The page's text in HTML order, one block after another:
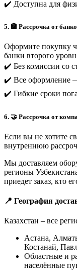
✔️ Доступна для
5. 🏦 Рассрочка от
Оформите покупку
банки второго
✔️ Без комиссии со
✔️ Все оформление
✔️ Гибкие сроки
6. 🤝 Рассрочка от
Если вы не хотите
внутреннюю
Мы доставляем
регионы
приедет заказ, кто
📍 География
Казахстан – все
Астана,
Костанай,
Областные и
населённые